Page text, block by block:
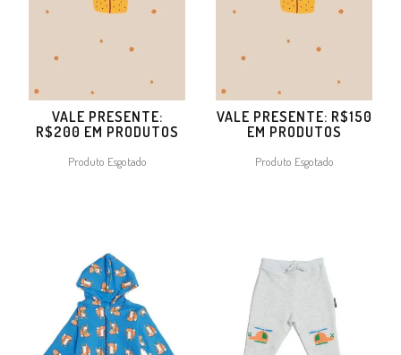
VALE PRESENTE:
R$200 EM PRODUTOS
Produto Esgotado
VALE PRESENTE: R$150
EM PRODUTOS
Produto Esgotado